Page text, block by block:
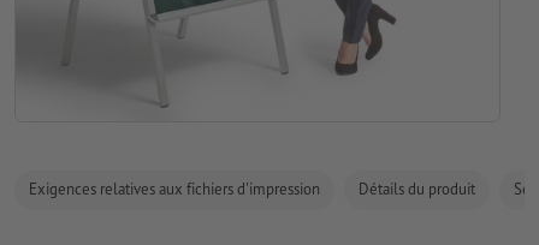
Exigences relatives aux fichiers d'impression Détails du produit